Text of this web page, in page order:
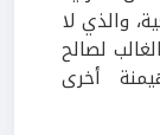
والذي لا
لصالح
أخرى